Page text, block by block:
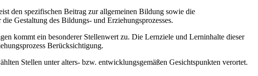
den spezifischen Beitrag zur allgemeinen Bildung sowie die
Gestaltung des Bildungs- und Erziehungsprozesses.
kommt ein besonderer Stellenwert zu. Die Lernziele und Lerninhalte dieser
Berücksichtigung.
Stellen unter alters- bzw. entwicklungsgemäßen Gesichtspunkten verortet.